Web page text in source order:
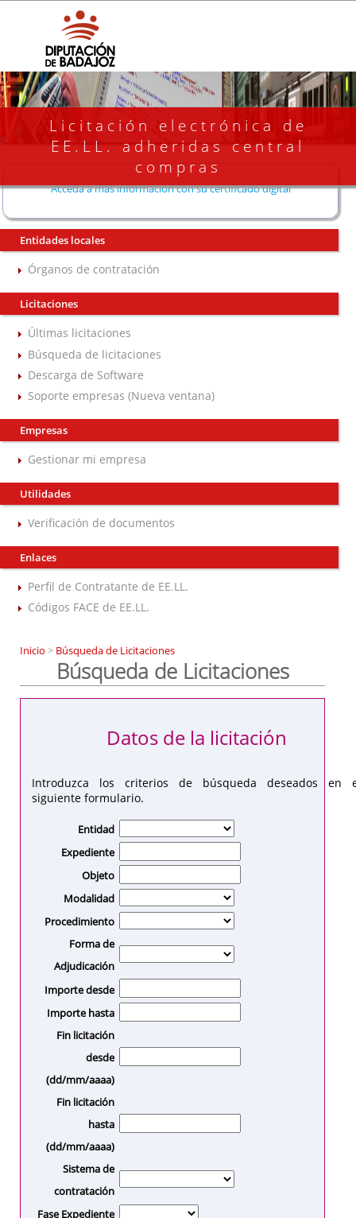
Licitación electrónica de
EE.LL. adheridas central
compras
Acceda a más información con su certificado digital
Entidades locales
Órganos de contratación
Licitaciones
Últimas licitaciones
Búsqueda de licitaciones
Descarga de Software
Soporte empresas (Nueva ventana)
Empresas
Gestionar mi empresa
Utilidades
Verificación de documentos
Enlaces
Perfil de Contratante de EE.LL.
Códigos FACE de EE.LL.
Inicio > Búsqueda de Licitaciones
Búsqueda de Licitaciones
Introduzca los criterios de búsqueda deseados en
siguiente formulario.
Datos de la licitación
Entidad
Expediente
Objeto
Modalidad
Procedimiento
Forma de
Adjudicación
Importe desde
Importe hasta
Fin licitación
desde
(dd/mm/aaaa)
Fin licitación
hasta
(dd/mm/aaaa)
Sistema de
contratación
Fase Expediente